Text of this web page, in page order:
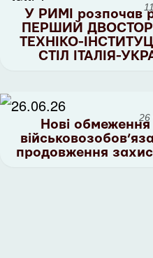
У РИМІ розпочав
ПЕРШИЙ
ТЕХНІКО-
СТІЛ ІТАЛІЯ-
26
Нові обмеження
продовження